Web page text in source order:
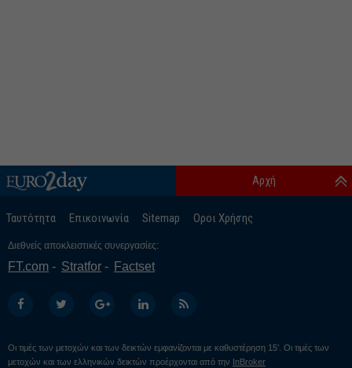
Ταυτότητα Επικοινωνία Sitemap Οροι Χρήσης
Αρχή
Διεθνείς αποκλειστικές συνεργασίες:
FT.com Stratfor Factset
Οι τιμές των μετοχών και των δεικτών εμφανίζονται με καθυστέρηση 15’. Οι τιμές των
μετοχών και των ελληνικών δεικτών προέρχονται από την InBroker